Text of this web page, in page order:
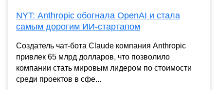
NYT: Anthropic обогнала OpenAI и стала
самым дорогим ИИ-стартапом
Создатель чат-бота Claude компания Anthropic
привлек 65 млрд долларов, что позволило
компании стать мировым лидером по стоимости
среди проектов в сфе...